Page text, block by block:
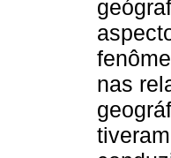
nas